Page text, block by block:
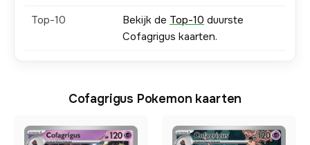
Top-10 Bekijk de Top-10 duurste
Cofagrigus kaarten.
Cofagrigus Pokemon kaarten